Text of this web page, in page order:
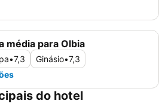
média para Olbia
•7,3 Ginásio•7,3
do hotel